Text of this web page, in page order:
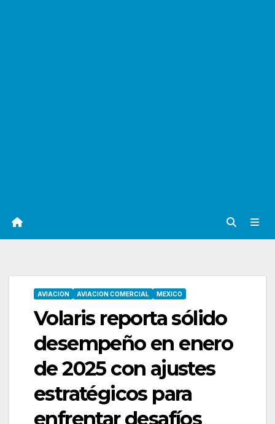
AVIACION AVIACION COMERCIAL MEXICO
Volaris reporta sólido
desempeño en enero
de 2025 con ajustes
estratégicos para
enfrentar desafíos